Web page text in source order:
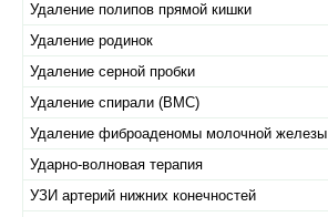
Удаление полипов прямой кишки
Удаление родинок
Удаление серной пробки
Удаление спирали (ВМС)
Удаление фиброаденомы молочной железы
Ударно-волновая терапия
УЗИ артерий нижних конечностей